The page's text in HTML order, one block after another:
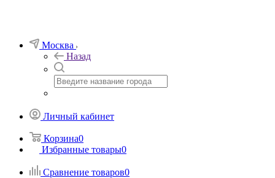
Москва
Назад
Личный кабинет
Корзина0
Избранные товары0
Сравнение товаров0